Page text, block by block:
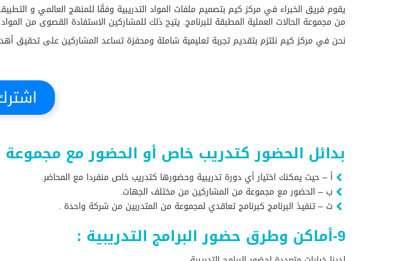
يقوم فريق الخبراء في مركز كيم بتصميم ملفات المواد التدريبية وفقًا للمنهج العالمي و
من مجموعة الحالات العملية المطبقة للبرنامج. يتيح ذلك للمشاركين الاستفادة القصوى من
نحن في مركز كيم نلتزم بتقديم تجربة تعليمية شاملة ومحفزة تساعد المشاركين على
بدائل الحضور كتدريب خاص أو الحضور مع مجموعة
أ – حيث يمكنك اختيار أي دورة تدريبية وحضورها كتدريب خاص منفردا مع المحاضر.
ب – الحضور مع مجموعة من المشاركين من مختلف الجهات.
ت – تنفيذ البرنامج كبرنامج تعاقدي لمجموعة من المتدربين من شركة واحدة .
9-أماكن وطرق حضور البرامج التدريبية :